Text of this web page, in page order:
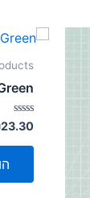
דורג
0
מתוך
23.30